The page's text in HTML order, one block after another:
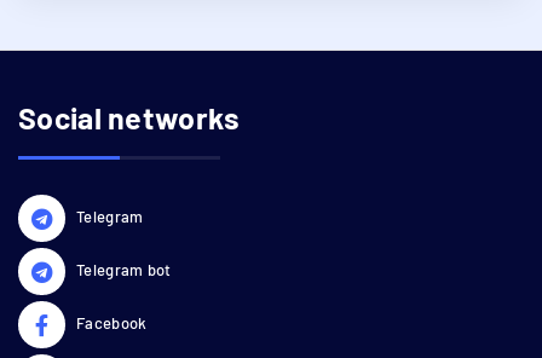
Social networks
Telegram
Telegram bot
Facebook